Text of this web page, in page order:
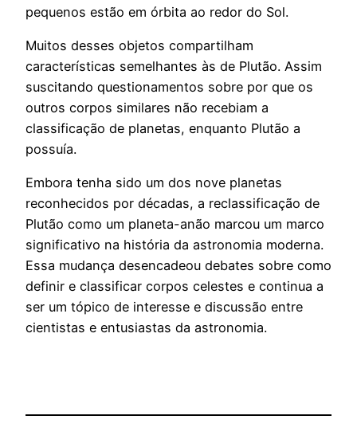
pequenos estão em órbita ao redor do Sol.
Muitos desses objetos compartilham
características semelhantes às de Plutão. Assim
suscitando questionamentos sobre por que os
outros corpos similares não recebiam a
classificação de planetas, enquanto Plutão a
possuía.
Embora tenha sido um dos nove planetas
reconhecidos por décadas, a reclassificação de
Plutão como um planeta-anão marcou um marco
significativo na história da astronomia moderna.
Essa mudança desencadeou debates sobre como
definir e classificar corpos celestes e continua a
ser um tópico de interesse e discussão entre
cientistas e entusiastas da astronomia.